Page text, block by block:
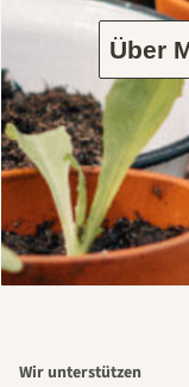
Über
Wir unterstützen